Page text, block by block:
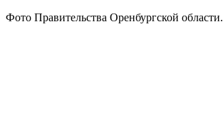
Фото Правительства Оренбургской области.